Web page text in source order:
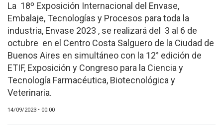
PRODUCCIÓN
PROCESO
PRODUCTO
NUEVOS PRODUCTOS
MARKETPLACE
REVISTAS
La 18º Exposición Internacional del Envase,
Embalaje, Tecnologías y Procesos para toda la
industria, Envase 2023 , se realizará del 3 al 6 de
octubre en el Centro Costa Salguero de la Ciudad de
Buenos Aires en simultáneo con la 12° edición de
ETIF, Exposición y Congreso para la Ciencia y
Tecnología Farmacéutica, Biotecnológica y
Veterinaria.
14/09/2023 • 00:00